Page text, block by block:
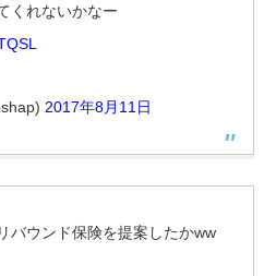
くれないかなー
2017年8月11日
バウンド保険を提案したかww